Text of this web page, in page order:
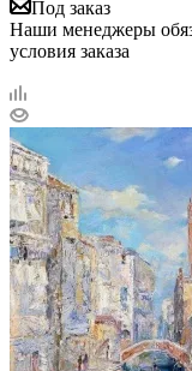
Под заказ
Наши менеджеры
условия заказа